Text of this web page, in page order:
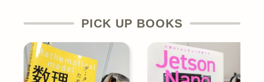
PICK UP BOOKS